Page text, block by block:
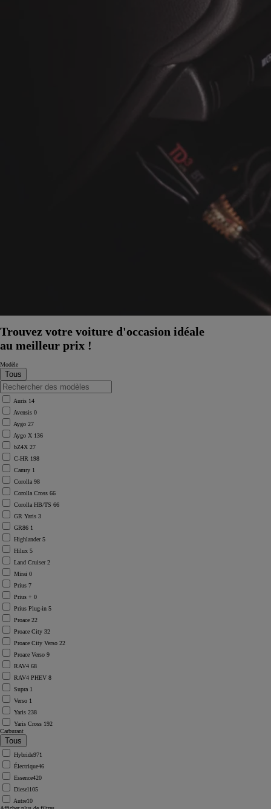
Trouvez votre voiture d'occasion idéale
au meilleur prix !
Modèle
Auris 14
Avensis 0
Aygo 27
Aygo X 136
bZ4X 27
C-HR 198
Camry 1
Corolla 98
Corolla Cross 66
Corolla HB/TS 66
GR Yaris 3
GR86 1
Highlander5
Hilux 5
Land Cruiser2
Mirai 0
Prius 7
Prius + 0
Prius Plug-in 5
Proace 22
Proace City 32
Proace City Verso 22
Proace Verso 9
RAV4 68
RAV4 PHEV 8
Supra 1
Verso 1
Yaris 238
Yaris Cross 192
Carburant
Hybride971
Électrique46
Essence420
Diesel105
Autre10